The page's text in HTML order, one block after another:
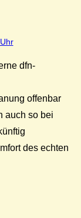
dfn-
offenbar
auch so bei
des echten